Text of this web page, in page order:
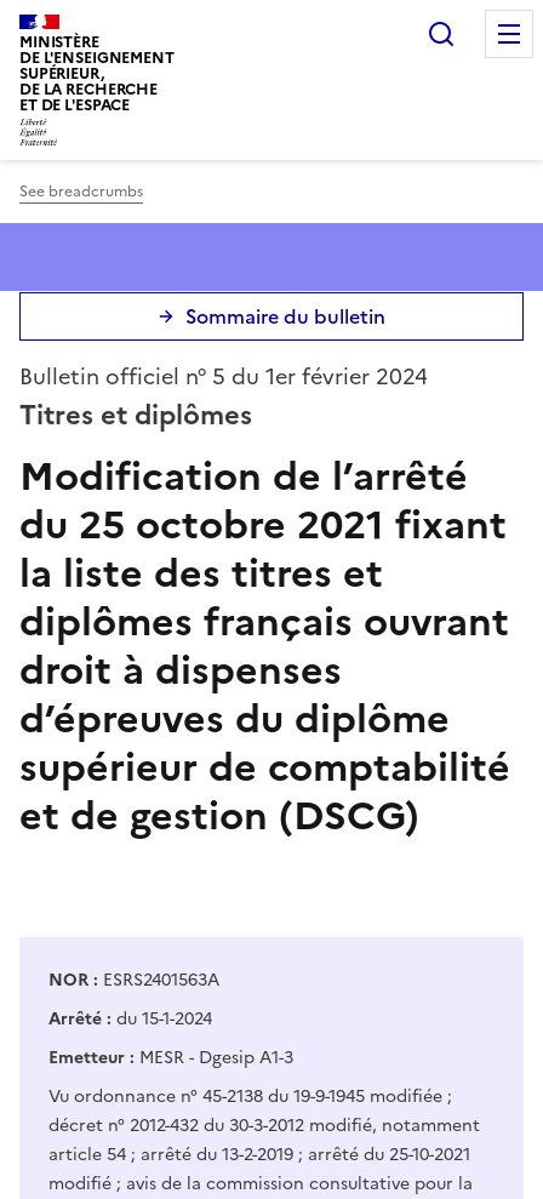
MINISTÈRE
DE L'ENSEIGNEMENT
SUPÉRIEUR,
DE LA RECHERCHE
ET DE L'ESPACE
Search
See breadcrumbs
Bulletin officiel n° 5 du 1er février 2024
Titres et diplômes
Sommaire du bulletin
Modification de l’arrêté
du 25 octobre 2021 fixant
la liste des titres et
diplômes français ouvrant
droit à dispenses
d’épreuves du diplôme
supérieur de comptabilité
et de gestion (DSCG)
NOR : ESRS2401563A
Arrêté : du 15-1-2024
Emetteur : MESR - Dgesip A1-3
Vu ordonnance n° 45-2138 du 19-9-1945 modifiée ;
décret n° 2012-432 du 30-3-2012 modifié, notamment
article 54 ; arrêté du 13-2-2019 ; arrêté du 25-10-2021
modifié ; avis de la commission consultative pour la
Panneau de gestion des cookies